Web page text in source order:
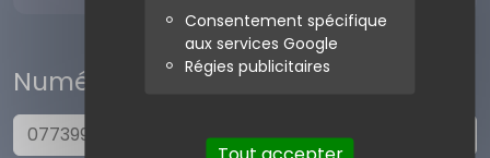
Consentement spécifique
aux services Google
Régies publicitaires
Numéros similaires
0773990910